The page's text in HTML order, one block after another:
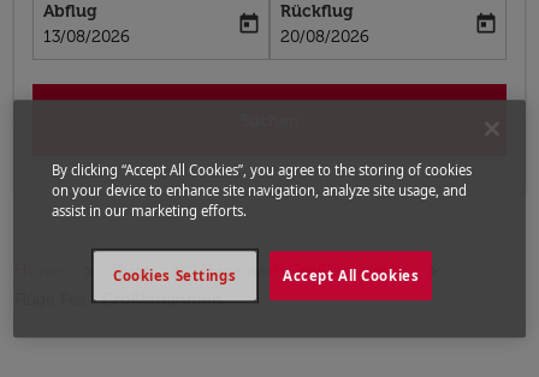
Abflug
fc-booking-departure-date-aria-label
13/08/2026
today
Rückflug
fc-booking-return-date-aria-label
20/08/2026
today
Flüge
Flüge nach Großbritannien
Flüge Fes - Großbritannien
By clicking “Accept All Cookies”, you agree to the storing of cookies
on your device to enhance site navigation, analyze site usage, and
assist in our marketing efforts.
Accept All Cookies
Cookies Settings